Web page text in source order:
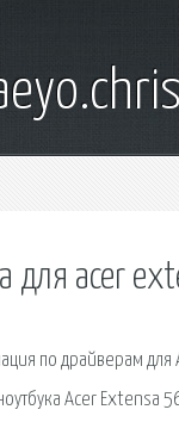
для acer
по драйверам для
Acer Extensa